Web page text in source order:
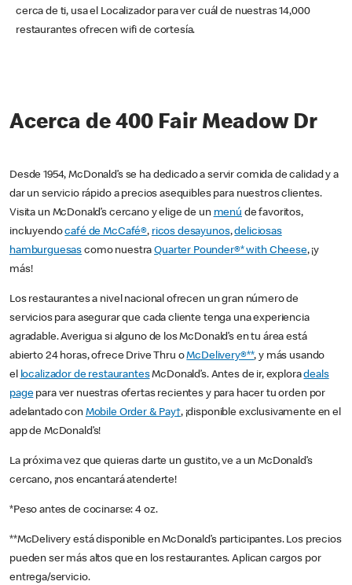
cerca de ti, usa el Localizador para ver cuál de nuestras 14,000
restaurantes ofrecen wifi de cortesía.
Acerca de 400 Fair Meadow Dr
Desde 1954, McDonald’s se ha dedicado a servir comida de calidad y a
dar un servicio rápido a precios asequibles para nuestros clientes.
Visita un McDonald’s cercano y elige de un menú de favoritos,
incluyendocafé de McCafé®, ricos desayunos,deliciosas
hamburguesas como nuestraQuarter Pounder®* with Cheese, ¡y
más!
Los restaurantes a nivel nacional ofrecen un gran número de
servicios para asegurar que cada cliente tenga una experiencia
agradable. Averigua si alguno de los McDonald’s en tu área está
abierto 24 horas, ofrece Drive Thru oMcDelivery®**, y más usando
el localizador de restaurantesMcDonald’s. Antes de ir, exploradeals
pagepara ver nuestras ofertas recientes y para hacer tu orden por
adelantado con Mobile Order & Pay†, ¡disponible exclusivamente en el
app de McDonald’s!
La próxima vez que quieras darte un gustito, ve a un McDonald’s
cercano, ¡nos encantará atenderte!
*Peso antes de cocinarse: 4 oz.
**McDelivery está disponible en McDonald’s participantes. Los precios
pueden ser más altos que en los restaurantes. Aplican cargos por
entrega/servicio.